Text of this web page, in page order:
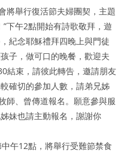
舉行復活節夫婦團契，主題
下午2點開始有詩歌敬拜，遊
紀念耶穌禮拜四晚上與門徒
子，做可口的晚餐，歡迎夫
結束，請彼此轉告，邀請朋友
確切的參加人數，請弟兄姊
師、曾傳道報名。願意參與服
妹也請主動報名，謝謝你
午12點，將舉行受難節禁食